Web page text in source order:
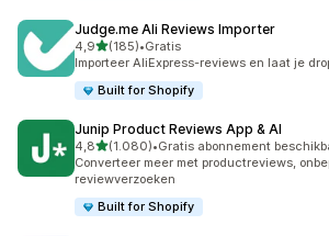
Judge.me Ali Reviews Importer
4,9van 5 sterren
(185)
185 recensies in totaal
•Gratis
Importeer AliExpress-reviews en laat je
Built for Shopify
Junip Product Reviews App & AI
4,8van 5 sterren
(1.080)
1080 recensies in totaal
•Gratis abonnement
Converteer meer met productreviews,
reviewverzoeken
Built for Shopify